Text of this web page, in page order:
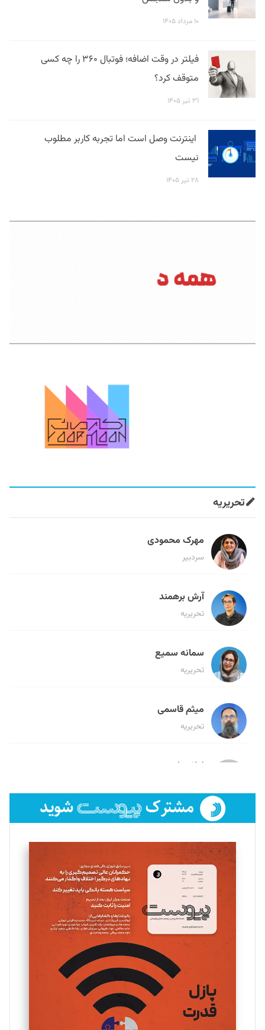
۱۰ مرداد ۱۴۰۵
فیلتر در وقت اضافه؛ فوتبال ۳۶۰ را چه کسی
متوقف کرد؟
۳۱ تیر ۱۴۰۵
اینترنت وصل است اما تجربه کاربر مطلوب
نیست
۲۸ تیر ۱۴۰۵
تحریریه
مهرک محمودی
سردبیر
آرش برهمند
تحریریه
سمانه سمیع
تحریریه
میثم قاسمی
تحریریه
لیلا حنارود
فائزه فتحی رستمی
تحریریه
سروش کرمیان
تحریریه
مینا پاکدل
یسنا امان‌پور
تحریریه